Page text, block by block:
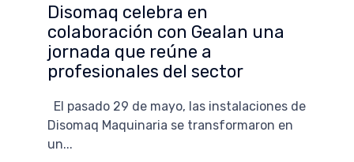
Disomaq celebra en
colaboración con Gealan una
jornada que reúne a
profesionales del sector
El pasado 29 de mayo, las instalaciones de
Disomaq Maquinaria se transformaron en
un...